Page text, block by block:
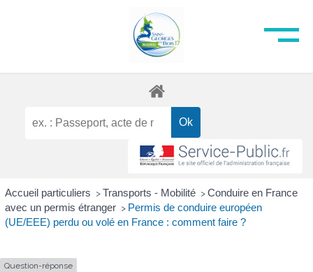
Accueil particuliers > Transports - Mobilité > Conduire en France
avec un permis étranger > Permis de conduire européen
(UE/EEE) perdu ou volé en France : comment faire ?
Question-réponse